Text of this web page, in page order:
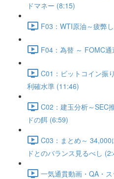
ドマネー (8:15)
F03：WTI原油～疲弊
F04：為替 ～ FOMC
C01：ビットコイン振
利確水準 (11:46)
C02：建玉分析～SEC
ドの餌 (6:59)
C03：まとめ～
ドとのバランス見るべし
一気通貫動画・QA・